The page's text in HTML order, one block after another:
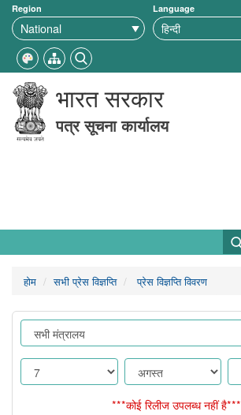
Region Language
भारत सरकार
पत्र सूचना कार्यालय
होम सभी प्रेस विज्ञप्ति प्रेस विज्ञप्ति विवरण
***कोई रिलीज उपलब्ध नहीं है***